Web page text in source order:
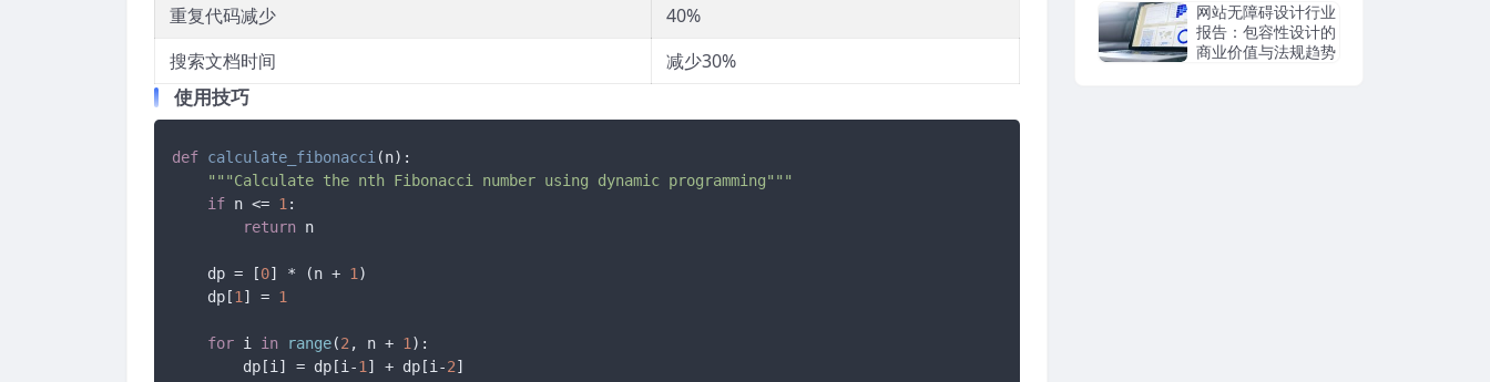
重复代码减少
40%
搜索文档时间
减少30%
使用技巧
def calculate_fibonacci (n):
"""Calculate the nth Fibonacci number using dynamic programming"""
if n <= 1 :
return n
    dp = [
0] * (n + 1 )
    dp[
1 ] = 1
for i in range(2 , n + 1 ):
        dp[i] = dp[i-
1 ] + dp[i-2]
网站无障碍设计行业
报告：包容性设计的
商业价值与法规趋势